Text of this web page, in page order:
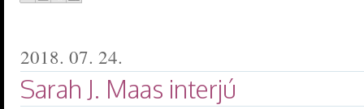
2018. 07. 24.
Sarah J. Maas interjú